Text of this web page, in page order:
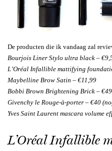
De producten die ik vandaag zal
Bourjois Liner Stylo ultra black –
L’Oréal Infallible mattifying
Maybelline Brow Satin – €11,99
Bobbi Brown Brightening Brick – €49
Givenchy le Rouge-à-porter – €40
Yves Saint Laurent mascara volume
L’Oréal Infallible